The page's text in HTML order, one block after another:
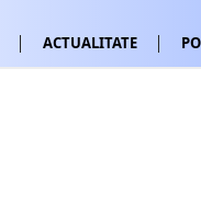
ACTUALITATE